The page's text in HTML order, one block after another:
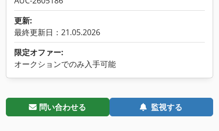
更新:
最終更新日：21.05.2026
限定オファー:
オークションでのみ入手可能
問い合わせる 監視する